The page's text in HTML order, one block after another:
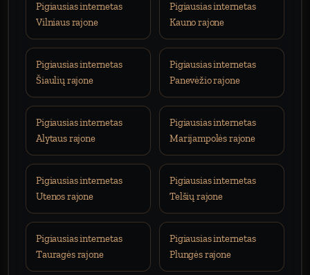
Pigiausias internetas
Vilniaus rajone
Pigiausias internetas
Kauno rajone
Pigiausias internetas
Šiaulių rajone
Pigiausias internetas
Panevėžio rajone
Pigiausias internetas
Alytaus rajone
Pigiausias internetas
Marijampolės rajone
Pigiausias internetas
Utenos rajone
Pigiausias internetas
Telšių rajone
Pigiausias internetas
Tauragės rajone
Pigiausias internetas
Plungės rajone